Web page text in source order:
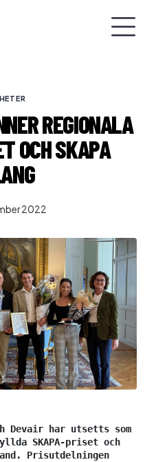
REGIONALA
OCH SKAPA
2022
Devair har utsetts som
SKAPA-priset och
Prisutdelningen